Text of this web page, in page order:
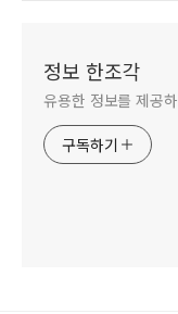
정보 한조각
유용한 정보를 제공
구독하기